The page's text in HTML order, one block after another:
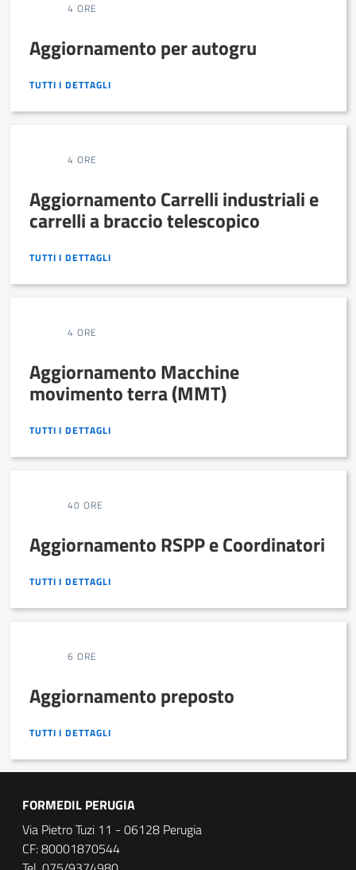
4 ORE
Aggiornamento per autogru
TUTTI I DETTAGLI
4 ORE
Aggiornamento Carrelli industriali e
carrelli a braccio telescopico
TUTTI I DETTAGLI
4 ORE
Aggiornamento Macchine
movimento terra (MMT)
TUTTI I DETTAGLI
40 ORE
Aggiornamento RSPP e Coordinatori
TUTTI I DETTAGLI
6 ORE
Aggiornamento preposto
TUTTI I DETTAGLI
FORMEDIL PERUGIA
Via Pietro Tuzi 11 - 06128 Perugia
CF: 80001870544